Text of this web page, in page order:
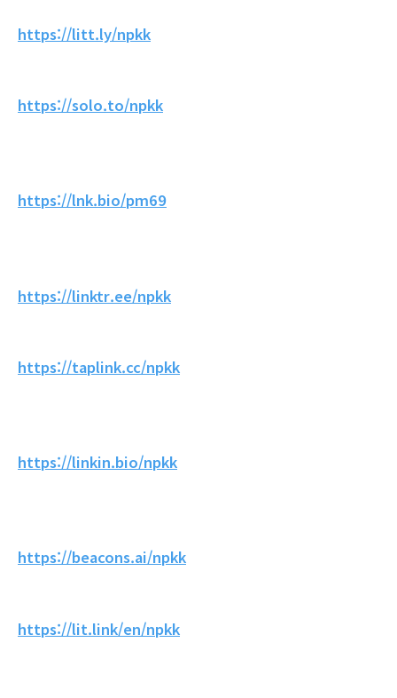
https://litt.ly/npkk
https://solo.to/npkk
https://lnk.bio/pm69
https://linktr.ee/npkk
https://taplink.cc/npkk
https://linkin.bio/npkk
https://beacons.ai/npkk
https://lit.link/en/npkk